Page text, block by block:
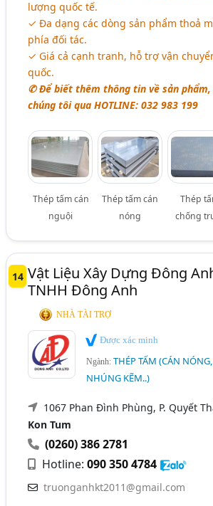
lượng quốc tế.
✓ Đa dạng các dòng sản phẩm thoả
phía đối tác.
✓ Giá cả cạnh tranh, hỗ trợ vận
quốc.
✆ Để biết thêm thông tin về sản phẩm,
chúng tôi qua HOTLINE: 032 983 199
Thép tấm cán
nguội
Thép tấm cán
nóng
Thép
chống
14 Vật Liệu Xây Dựng Đông
TNHH Đông Anh
Được xác minh
Ngành:THÉP TẤM (CÁN
NHÚNG KẼM..)
1067 Phan Đình Phùng, P. Quyết
Kon Tum
(0260) 386 2781
Hotline:090 350 4784
truonganhkt2011@gmail.com